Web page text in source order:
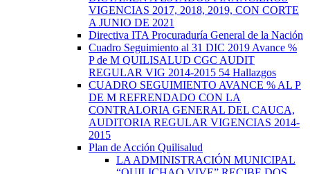
VIGENCIAS 2017, 2018, 2019, CON CORTE
A JUNIO DE 2021
Directiva ITA Procuraduría General de la Nación
Cuadro Seguimiento al 31 DIC 2019 Avance %
P de M QUILISALUD CGC AUDIT
REGULAR VIG 2014-2015 54 Hallazgos
CUADRO SEGUIMIENTO AVANCE % AL P
DE M REFRENDADO CON LA
CONTRALORIA GENERAL DEL CAUCA,
AUDITORIA REGULAR VIGENCIAS 2014-
2015
Plan de Acción Quilisalud
LA ADMINISTRACIÓN MUNICIPAL